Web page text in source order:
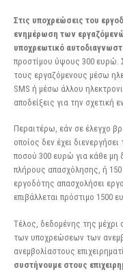
Στις υποχρεώσεις του
ενημέρωση των
υποχρεωτικό
προστίμου ύψους 300 ευρώ.
τους εργαζόμενους μέσω
SMS ή μέσω άλλου
αποδείξεις για την σχετική
Περαιτέρω, εάν σε έλεγχο
οποίος δεν έχει διενεργήσει
ποσού 300 ευρώ για κάθε μη
πλήρους απασχόλησης, ή
εργοδότης απασχολήσει
επιβάλλεται πρόστιμο 1500
Τέλος, δεδομένης της μέχρι
των υποχρεώσεων των
ανεμβολίαστους
συστήνουμε στους